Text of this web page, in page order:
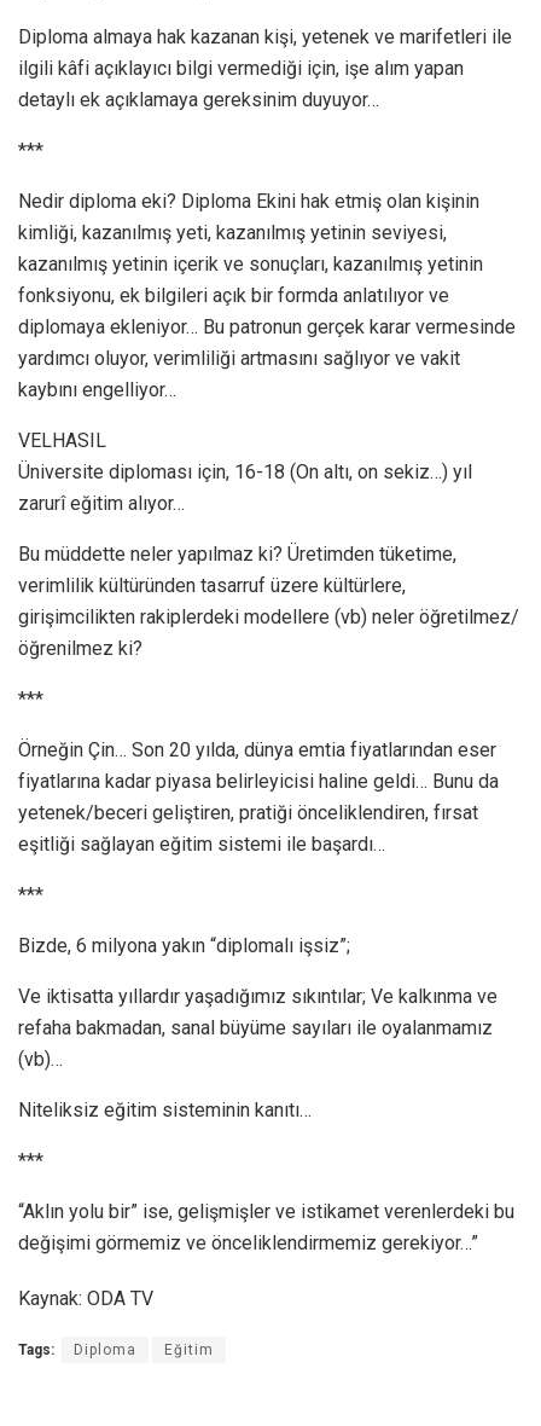
Diploma almaya hak kazanan kişi, yetenek ve marifetleri ile
ilgili kâfi açıklayıcı bilgi vermediği için, işe alım yapan
detaylı ek açık­lamaya gereksinim duyuyor…
***
Nedir diploma eki? Diploma Ekini hak etmiş olan kişinin
kimliği, kazanılmış yeti, kazanılmış yetinin seviyesi,
kazanılmış yetinin içerik ve so­nuçları, kazanılmış yetinin
fonksiyonu, ek bilgileri açık bir formda anlatılıyor ve
diplomaya ekleni­yor… Bu patronun gerçek karar vermesinde
yar­dımcı oluyor, verimliliği artmasını sağlıyor ve vakit
kaybını engelliyor…
VELHASIL
Üniversite diploması için, 16-18 (On altı, on sekiz…) yıl
zarurî eğitim alıyor…
Bu müddette neler yapılmaz ki? Üretimden tü­ketime,
verimlilik kültüründen tasarruf üzere kültürlere,
girişimcilikten rakiplerdeki model­lere (vb) neler öğretilmez/
öğrenilmez ki?
***
Örneğin Çin… Son 20 yılda, dünya emtia fi­yatlarından eser
fiyatlarına kadar piyasa be­lirleyicisi haline geldi… Bunu da
yetenek/be­ceri geliştiren, pratiği önceliklendiren, fırsat
eşitliği sağlayan eğitim sistemi ile başardı…
***
Bizde, 6 milyona yakın “diplomalı işsiz”;
Ve iktisatta yıllardır yaşadığımız sıkıntı­lar; Ve kalkınma ve
refaha bakmadan, sanal bü­yüme sayıları ile oyalanmamız
(vb)…
Niteliksiz eğitim sisteminin kanıtı…
***
“Aklın yolu bir” ise, gelişmişler ve istikamet verenlerdeki bu
değişimi görmemiz ve önceliklendirmemiz gerekiyor…”
Kaynak: ODA TV
Tags: Diploma Eğitim